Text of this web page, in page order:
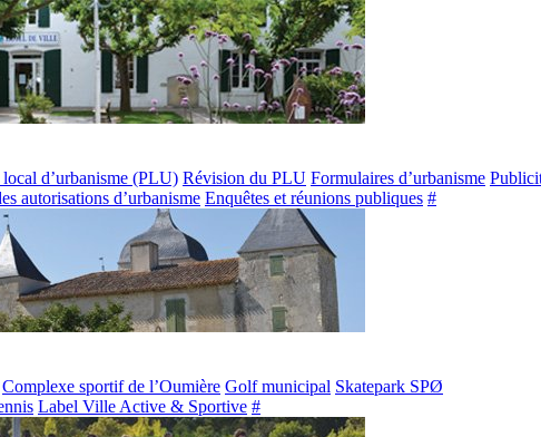
d’urbanisme (PLU) Révision du PLU Formulaires d’urbanisme
autorisations d’urbanisme Enquêtes et réunions publiques #
Complexe sportif de l’Oumière Golf municipal Skatepark SPØ
Label Ville Active & Sportive #